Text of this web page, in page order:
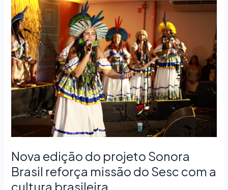
Nova edição do projeto Sonora
Brasil reforça missão do Sesc com a
cultura brasileira
Nova
edição
do
projeto
Sonora
Brasil
reforça
missão
Sesc
a
cultura